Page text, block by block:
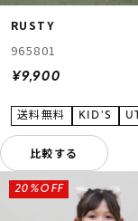
RUSTY
965801
¥9,900
比較する
20%OFF